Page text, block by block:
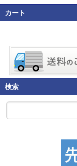
カート
検索